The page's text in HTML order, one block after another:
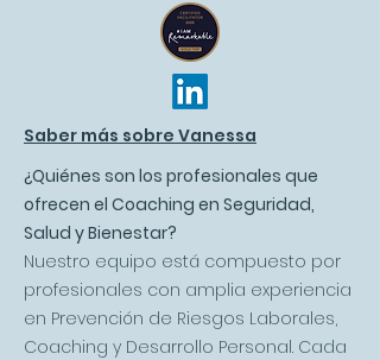
Saber más sobre Vanessa
¿Quiénes son los profesionales que
ofrecen el Coaching en Seguridad,
Salud y Bienestar?
Nuestro equipo está compuesto por
profesionales con amplia experiencia
en Prevención de Riesgos Laborales,
Coaching y Desarrollo Personal. Cada